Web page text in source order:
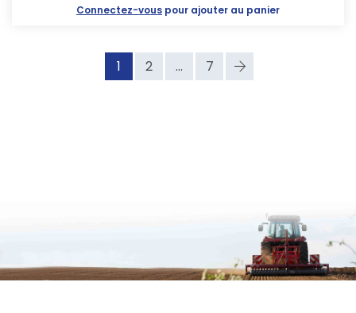
Connectez-vous pour ajouter au panier
1 2 ... 7